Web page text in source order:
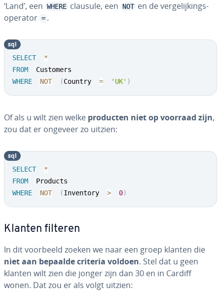
‘Land’, een WHERE clausule, een NOT en de ver­ge­lij­kings­
ope­ra­tor = .
SELECT
*
FROM
WHERE
NOT (Country = 'UK' )
sql
Of als u wilt zien welke producten niet op voorraad zijn,
zou dat er ongeveer zo uitzien:
SELECT
*
FROM
WHERE
NOT (Inventory > 0)
sql
Klanten filteren
In dit voorbeeld zoeken we naar een groep klanten die
niet aan bepaalde criteria voldoen. Stel dat u geen
klanten wilt zien die jonger zijn dan 30 en in Cardiff
wonen. Dat zou er als volgt uitzien: